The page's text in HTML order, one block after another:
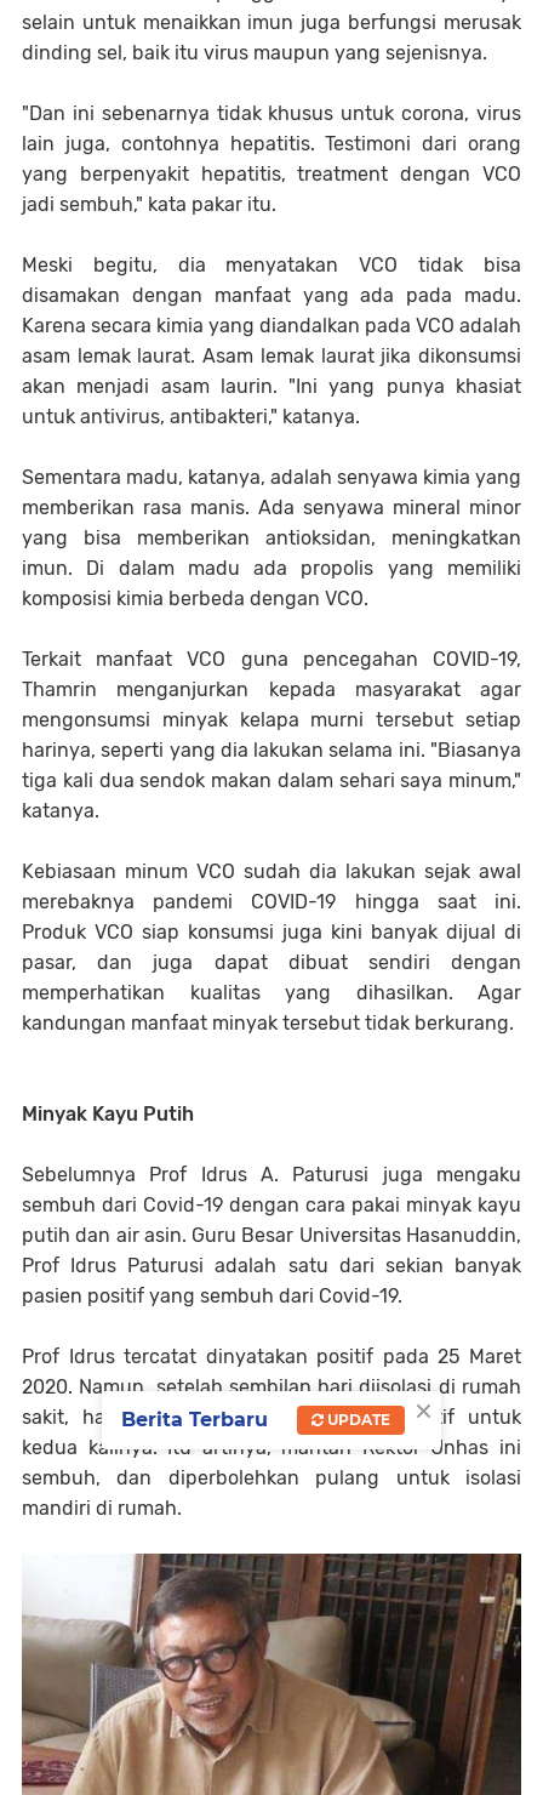
selain untuk menaikkan imun juga berfungsi merusak
dinding sel, baik itu virus maupun yang sejenisnya.
"Dan ini sebenarnya tidak khusus untuk corona, virus
lain juga, contohnya hepatitis. Testimoni dari orang
yang berpenyakit hepatitis, treatment dengan VCO
jadi sembuh," kata pakar itu.
Meski begitu, dia menyatakan VCO tidak bisa
disamakan dengan manfaat yang ada pada madu.
Karena secara kimia yang diandalkan pada VCO adalah
asam lemak laurat. Asam lemak laurat jika dikonsumsi
akan menjadi asam laurin. "Ini yang punya khasiat
untuk antivirus, antibakteri," katanya.
Sementara madu, katanya, adalah senyawa kimia yang
memberikan rasa manis. Ada senyawa mineral minor
yang bisa memberikan antioksidan, meningkatkan
imun. Di dalam madu ada propolis yang memiliki
komposisi kimia berbeda dengan VCO.
Terkait manfaat VCO guna pencegahan COVID-19,
Thamrin menganjurkan kepada masyarakat agar
mengonsumsi minyak kelapa murni tersebut setiap
harinya, seperti yang dia lakukan selama ini. "Biasanya
tiga kali dua sendok makan dalam sehari saya minum,"
katanya.
Kebiasaan minum VCO sudah dia lakukan sejak awal
merebaknya pandemi COVID-19 hingga saat ini.
Produk VCO siap konsumsi juga kini banyak dijual di
pasar, dan juga dapat dibuat sendiri dengan
memperhatikan kualitas yang dihasilkan. Agar
kandungan manfaat minyak tersebut tidak berkurang.
Minyak Kayu Putih
Sebelumnya Prof Idrus A. Paturusi juga mengaku
sembuh dari Covid-19 dengan cara pakai minyak kayu
putih dan air asin. Guru Besar Universitas Hasanuddin,
Prof Idrus Paturusi adalah satu dari sekian banyak
pasien positif yang sembuh dari Covid-19.
Prof Idrus tercatat dinyatakan positif pada 25 Maret
2020. Namun, setelah sembilan hari diisolasi di rumah
sakit, hasil swab tesnya dinyatakan negatif untuk
kedua kalinya. Itu artinya, mantan Rektor Unhas ini
sembuh, dan diperbolehkan pulang untuk isolasi
mandiri di rumah.
×
Berita Terbaru UPDATE